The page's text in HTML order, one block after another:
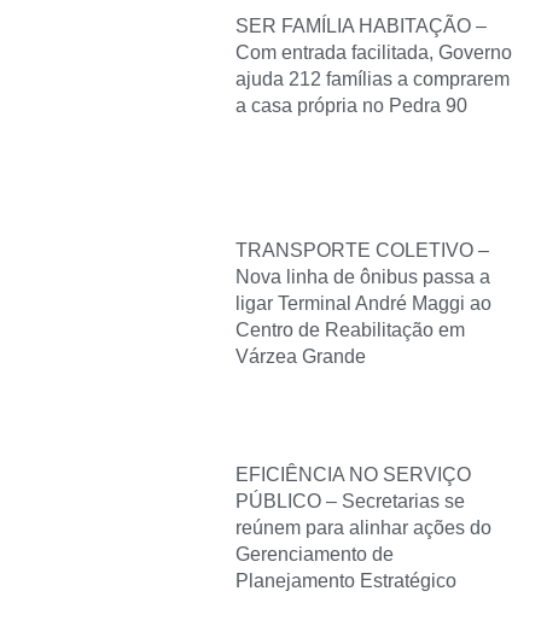
SER FAMÍLIA HABITAÇÃO –
Com entrada facilitada, Governo
ajuda 212 famílias a comprarem
a casa própria no Pedra 90
TRANSPORTE COLETIVO –
Nova linha de ônibus passa a
ligar Terminal André Maggi ao
Centro de Reabilitação em
Várzea Grande
EFICIÊNCIA NO SERVIÇO
PÚBLICO – Secretarias se
reúnem para alinhar ações do
Gerenciamento de
Planejamento Estratégico